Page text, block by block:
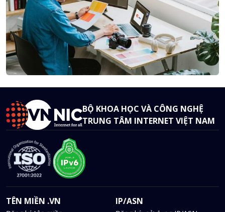
BỘ KHOA HỌC VÀ CÔNG NGHỆ
TRUNG TÂM INTERNET VIỆT NAM
TÊN MIỀN .VN IP/ASN